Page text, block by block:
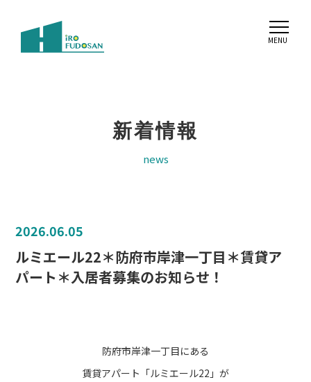
新着情報
news
2026.06.05
ルミエール22＊防府市岸津一丁目＊賃貸ア
パート＊入居者募集のお知らせ！
防府市岸津一丁目にある
賃貸アパート「ルミエール22」が